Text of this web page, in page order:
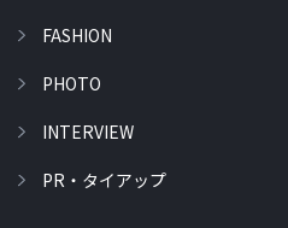
FASHION
PHOTO
INTERVIEW
PR・タイアップ